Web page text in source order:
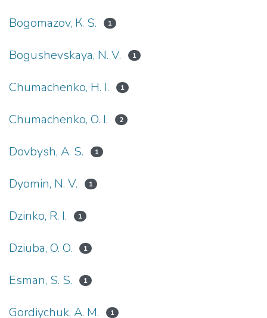
Bogomazov, К. S. 1
Bogushevskaya, N. V. 1
Chumachenko, H. I. 1
Chumachenko, O. I. 2
Dovbysh, A. S. 1
Dyomin, N. V. 1
Dzinko, R. I. 1
Dziuba, O. O. 1
Esman, S. S. 1
Gordiychuk, A. M. 1